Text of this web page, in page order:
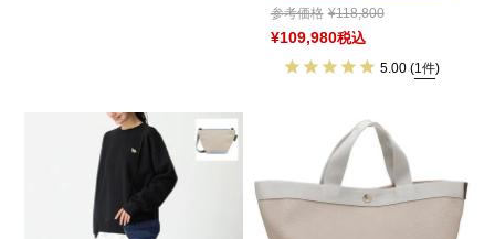
参考価格 ¥118,800
¥109,980税込
5.00 (1件)